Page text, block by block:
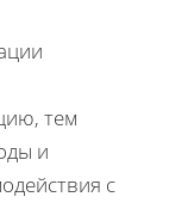
тем
и
с